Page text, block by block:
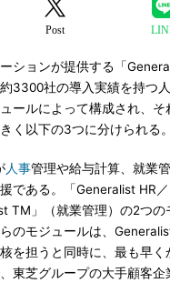
Post
ションが提供する「
3300社の導入実績を持つ
ールによって構成され、
く以下の3つに分けられる。
人事管理や給与計算、就業
である。「Generalist HR／
TM」（就業管理）の2つ
のモジュールは、
を担うと同時に、最も早
東芝グループの大手顧客